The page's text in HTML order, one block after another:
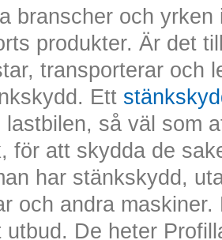
branscher och
produkter. Är det
transporterar och
Ett
lastbilen, så väl som
för att skydda de
har stänkskydd,
och andra
utbud. De heter